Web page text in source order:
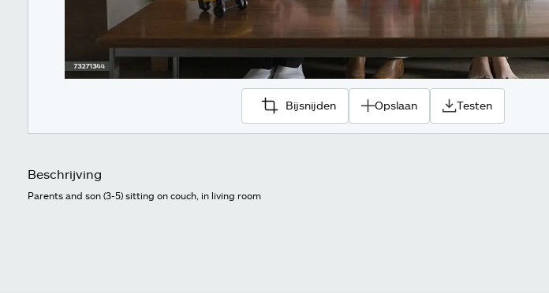
Bijsnijden Opslaan Testen
Beschrijving
Parents and son (3-5) sitting on couch, in living room